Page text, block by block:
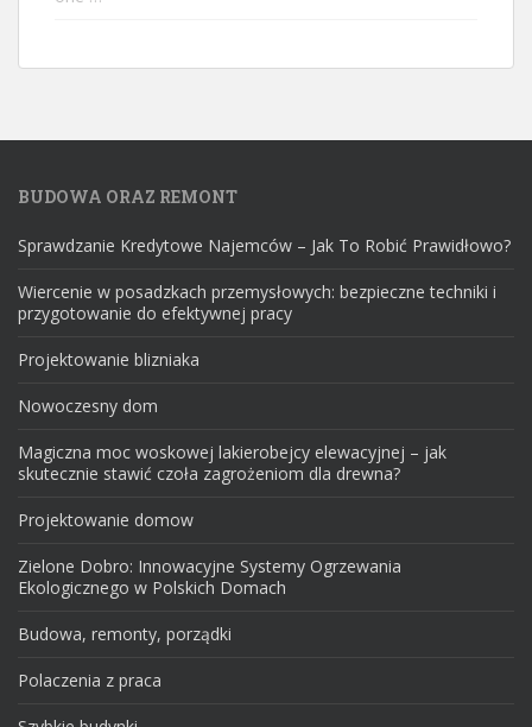
BUDOWA ORAZ REMONT
Sprawdzanie Kredytowe Najemców – Jak To Robić Prawidłowo?
Wiercenie w posadzkach przemysłowych: bezpieczne techniki i
przygotowanie do efektywnej pracy
Projektowanie blizniaka
Nowoczesny dom
Magiczna moc woskowej lakierobejcy elewacyjnej – jak
skutecznie stawić czoła zagrożeniom dla drewna?
Projektowanie domow
Zielone Dobro: Innowacyjne Systemy Ogrzewania
Ekologicznego w Polskich Domach
Budowa, remonty, porządki
Polaczenia z praca